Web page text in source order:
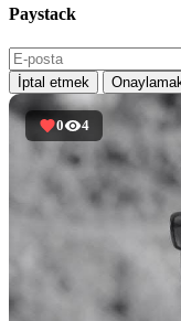
Paystack
İptal etmek
0 4